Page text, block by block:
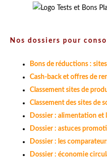
Nos dossiers pour
Bons de réductions :
Cash-back et offres de
Classement sites de
Classement des sites de
Dossier : alimentation et
Dossier : astuces
Dossier : les
Dossier : économie